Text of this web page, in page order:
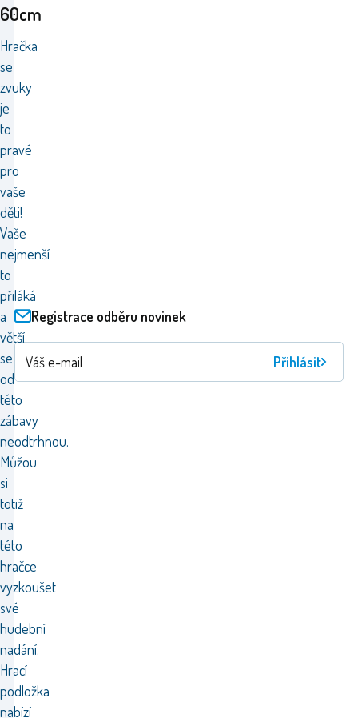
60cm
Hračka
se
zvuky
je
to
pravé
pro
vaše
děti!
Vaše
nejmenší
to
přiláká
a
větší
se
od
této
zábavy
neodtrhnou.
Můžou
si
totiž
na
této
hračce
vyzkoušet
své
hudební
nadání.
Hrací
podložka
nabízí
Registrace odběru novinek
Přihlásit